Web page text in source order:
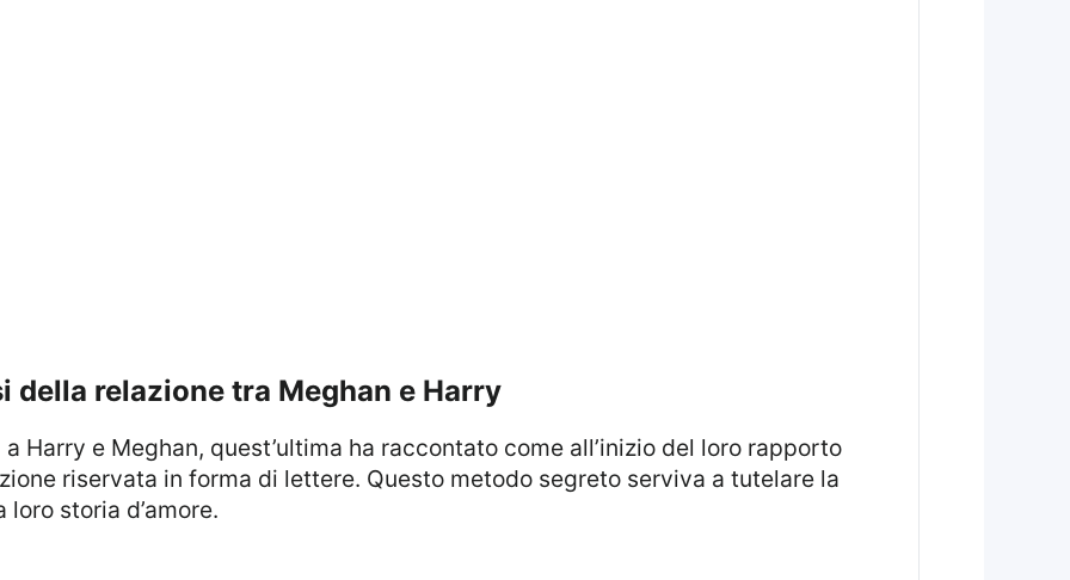
della relazione tra Meghan e Harry
riservata in forma di lettere. Questo metodo segreto serviva a tutelare la
storia d’amore.